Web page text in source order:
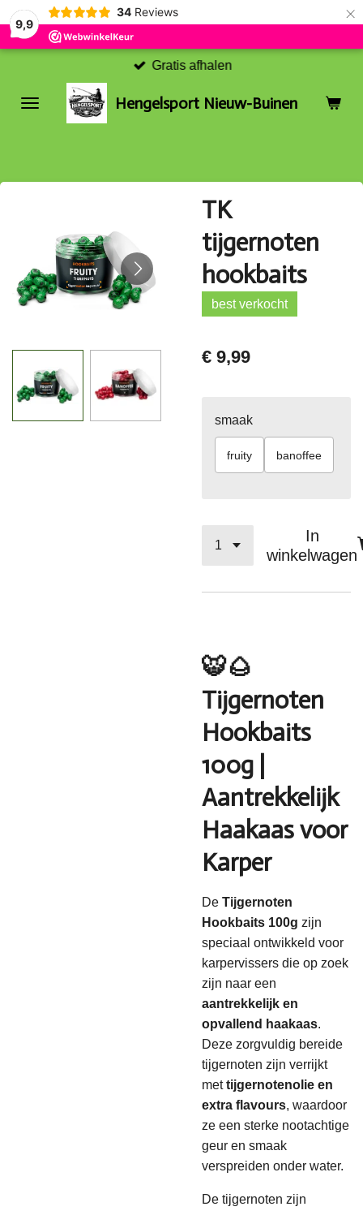
9,9
34 Reviews ×
Hengelsport Nieuw-Buinen
Gratis afhalen
TK
tijgernoten
hookbaits
best verkocht
€ 9,99
smaak
fruity banoffee
In
winkelwagen
🐯🌰
Tijgernoten
Hookbaits
100g |
Aantrekkelijk
Haakaas voor
Karper
De Tijgernoten
Hookbaits 100g zijn
speciaal ontwikkeld voor
karpervissers die op zoek
zijn naar een
aantrekkelijk en
opvallend haakaas.
Deze zorgvuldig bereide
tijgernoten zijn verrijkt
mettijgernotenolie en
extra flavours, waardoor
ze een sterke nootachtige
geur en smaak
verspreiden onder water.
De tijgernoten zijn